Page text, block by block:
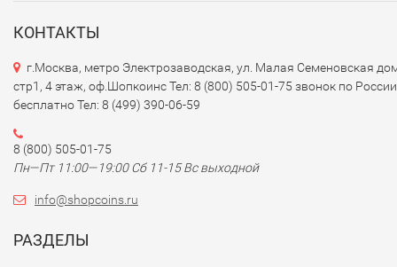
КОНТАКТЫ
г.Москва, метро Электрозаводская, ул. Малая Семеновская
стр1, 4 этаж, оф.Шопкоинс Тел: 8 (800) 505-01-75 звонок по России
бесплатно Тел: 8 (499) 390-06-59
8 (800) 505-01-75
Пн—Пт 11:00—19:00 Сб 11-15 Вс выходной
info@shopcoins.ru
РАЗДЕЛЫ